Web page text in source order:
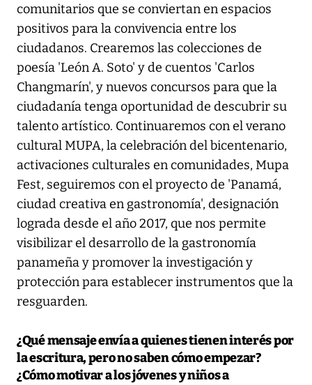
comunitarios que se conviertan en espacios
positivos para la convivencia entre los
ciudadanos. Crearemos las colecciones de
poesía 'León A. Soto' y de cuentos 'Carlos
Changmarín', y nuevos concursos para que la
ciudadanía tenga oportunidad de descubrir su
talento artístico. Continuaremos con el verano
cultural MUPA, la celebración del bicentenario,
activaciones culturales en comunidades, Mupa
Fest, seguiremos con el proyecto de 'Panamá,
ciudad creativa en gastronomía', designación
lograda desde el año 2017, que nos permite
visibilizar el desarrollo de la gastronomía
panameña y promover la investigación y
protección para establecer instrumentos que la
resguarden.
¿Qué mensaje envía a quienes tienen interés por
la escritura, pero no saben cómo empezar?
¿Cómo motivar a los jóvenes y niños a